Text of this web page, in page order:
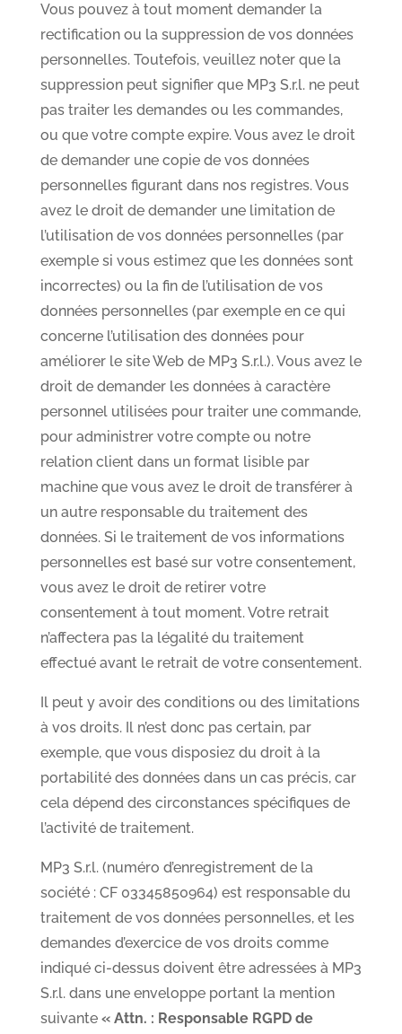
Vous pouvez à tout moment demander la
rectification ou la suppression de vos données
personnelles. Toutefois, veuillez noter que la
suppression peut signifier que MP3 S.r.l. ne peut
pas traiter les demandes ou les commandes,
ou que votre compte expire. Vous avez le droit
de demander une copie de vos données
personnelles figurant dans nos registres. Vous
avez le droit de demander une limitation de
l’utilisation de vos données personnelles (par
exemple si vous estimez que les données sont
incorrectes) ou la fin de l’utilisation de vos
données personnelles (par exemple en ce qui
concerne l’utilisation des données pour
améliorer le site Web de MP3 S.r.l.). Vous avez le
droit de demander les données à caractère
personnel utilisées pour traiter une commande,
pour administrer votre compte ou notre
relation client dans un format lisible par
machine que vous avez le droit de transférer à
un autre responsable du traitement des
données. Si le traitement de vos informations
personnelles est basé sur votre consentement,
vous avez le droit de retirer votre
consentement à tout moment. Votre retrait
n’affectera pas la légalité du traitement
effectué avant le retrait de votre consentement.
Il peut y avoir des conditions ou des limitations
à vos droits. Il n’est donc pas certain, par
exemple, que vous disposiez du droit à la
portabilité des données dans un cas précis, car
cela dépend des circonstances spécifiques de
l’activité de traitement.
MP3 S.r.l. (numéro d’enregistrement de la
société : CF 03345850964) est responsable du
traitement de vos données personnelles, et les
demandes d’exercice de vos droits comme
indiqué ci-dessus doivent être adressées à MP3
S.r.l. dans une enveloppe portant la mention
suivante « Attn. : Responsable RGPD de